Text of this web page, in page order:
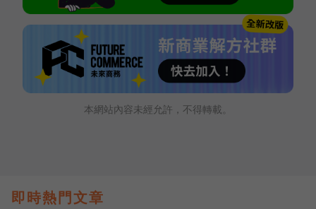
本網站內容未經允許，不得轉載。
即時熱門文章